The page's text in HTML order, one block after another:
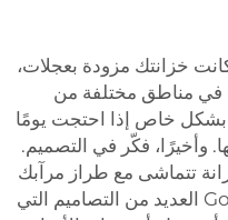
خزانتك مزودة بعجلات،
في مناطق مختلفة من
بشكل خاص إذا احتجت يومًا
وأخيرًا، فكّر في التصميم.
تتماشى مع طراز مرآبك
وتبدو أنيقة. تقدم شركة Goldenline العديد من التصاميم التي